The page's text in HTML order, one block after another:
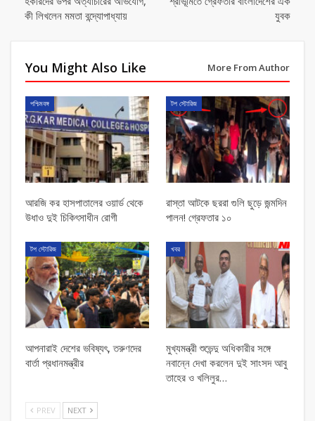
কী লিখলেন মমতা বন্দ্যোপাধ্যায়
যুবক
You Might Also Like More From Author
পশ্চিমবঙ্গ
আরজি কর হাসপাতালের ওয়ার্ড থেকে
উধাও দুই চিকিৎসাধীন রোগী
টপ স্টোরিজ
রাস্তা আটকে ছররা গুলি ছুড়ে জন্মদিন
পালন! গ্রেফতার ১০
টপ স্টোরিজ
আপনারাই দেশের ভবিষ্যৎ, তরুণদের
বার্তা প্রধানমন্ত্রীর
খবর
মুখ্যমন্ত্রী শুভেন্দু অধিকারীর সঙ্গে
নবান্নে দেখা করলেন দুই সাংসদ আবু
তাহের ও খলিলুর…
PREV NEXT